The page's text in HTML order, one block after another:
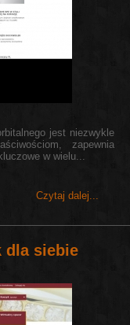
jest niezwykle
zapewnia
w wielu...
Czytaj dalej...
dla siebie